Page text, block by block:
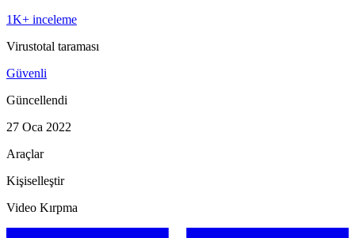
1K+ inceleme
Virustotal taraması
Güvenli
Güncellendi
27 Oca 2022
Araçlar
Kişiselleştir
Video Kırpma